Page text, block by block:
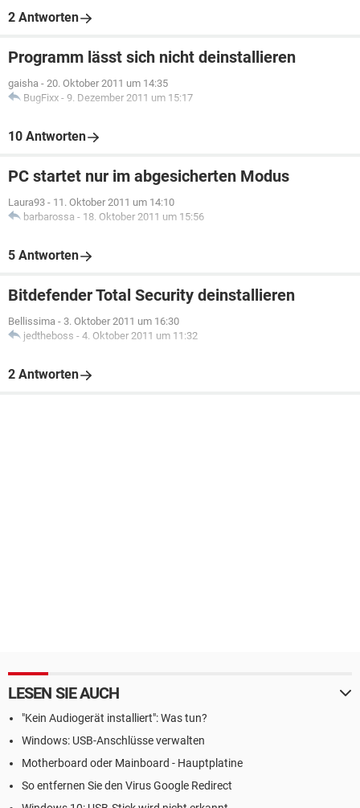
2 Antworten
Programm lässt sich nicht deinstallieren
gaisha - 20. Oktober 2011 um 14:35
BugFixx - 9. Dezember 2011 um 15:17
10 Antworten
PC startet nur im abgesicherten Modus
Laura93 - 11. Oktober 2011 um 14:10
barbarossa - 18. Oktober 2011 um 15:56
5 Antworten
Bitdefender Total Security deinstallieren
Bellissima - 3. Oktober 2011 um 16:30
jedtheboss - 4. Oktober 2011 um 11:32
2 Antworten
LESEN SIE AUCH
"Kein Audiogerät installiert": Was tun?
Windows: USB-Anschlüsse verwalten
Motherboard oder Mainboard - Hauptplatine
So entfernen Sie den Virus Google Redirect